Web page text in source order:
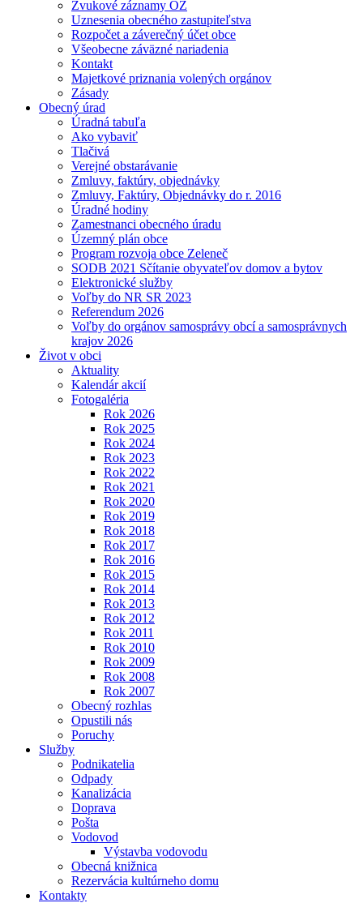
Zvukové záznamy OZ
Uznesenia obecného zastupiteľstva
Rozpočet a záverečný účet obce
Všeobecne záväzné nariadenia
Kontakt
Majetkové priznania volených orgánov
Zásady
Obecný úrad
Úradná tabuľa
Ako vybaviť
Tlačivá
Verejné obstarávanie
Zmluvy, faktúry, objednávky
Zmluvy, Faktúry, Objednávky do r. 2016
Úradné hodiny
Zamestnanci obecného úradu
Územný plán obce
Program rozvoja obce Zeleneč
SODB 2021 Sčítanie obyvateľov domov a bytov
Elektronické služby
Voľby do NR SR 2023
Referendum 2026
Voľby do orgánov samosprávy obcí a samosprávnych
krajov 2026
Život v obci
Aktuality
Kalendár akcií
Fotogaléria
Rok 2026
Rok 2025
Rok 2024
Rok 2023
Rok 2022
Rok 2021
Rok 2020
Rok 2019
Rok 2018
Rok 2017
Rok 2016
Rok 2015
Rok 2014
Rok 2013
Rok 2012
Rok 2011
Rok 2010
Rok 2009
Rok 2008
Rok 2007
Obecný rozhlas
Opustili nás
Poruchy
Služby
Podnikatelia
Odpady
Kanalizácia
Doprava
Pošta
Vodovod
Výstavba vodovodu
Obecná knižnica
Rezervácia kultúrneho domu
Kontakty